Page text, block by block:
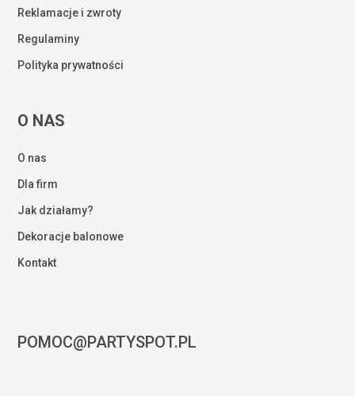
Reklamacje i zwroty
Regulaminy
Polityka prywatności
O NAS
O nas
Dla firm
Jak działamy?
Dekoracje balonowe
Kontakt
POMOC@PARTYSPOT.PL